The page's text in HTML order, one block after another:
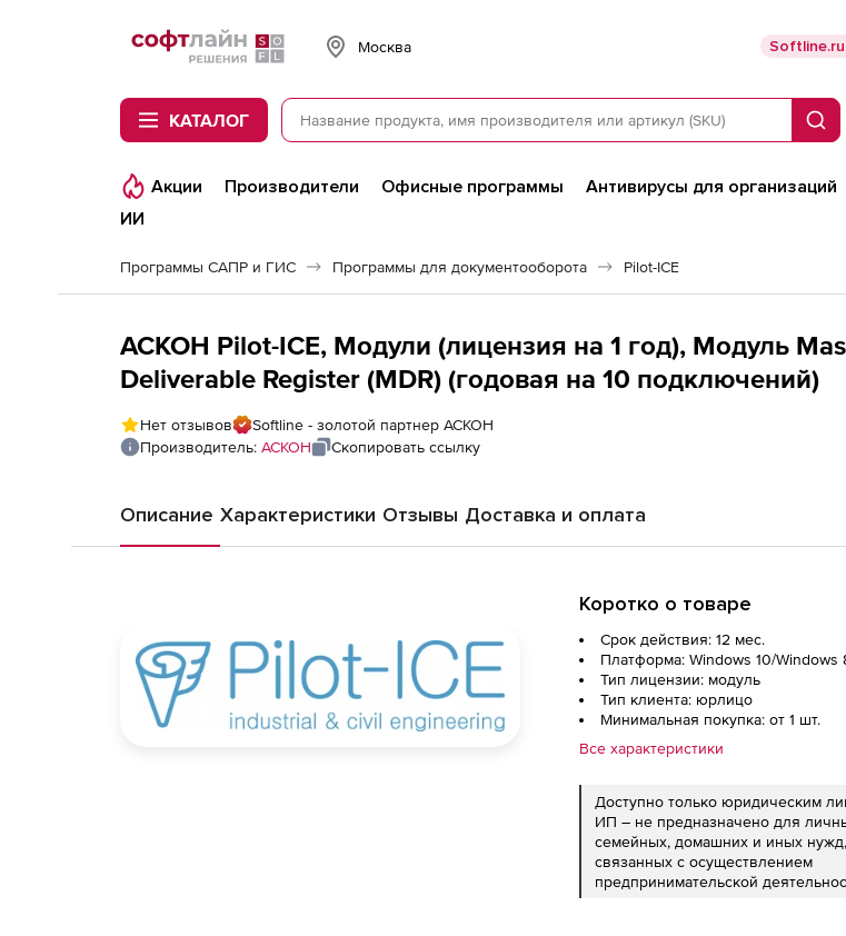
Softline
Москва Softline.ru
КАТАЛОГ
Акции Производители Офисные программы Антивирусы для организаций
ИИ
Программы САПР и ГИС Программы для документооборота Pilot-ICE
АСКОН Pilot-ICE, Модули (лицензия на 1 год), Модуль
Deliverable Register (MDR) (годовая на 10 подключений)
Нет отзывов
Softline - золотой партнер АСКОН
Производитель: АСКОН Скопировать ссылку
Описание Характеристики Отзывы Доставка и оплата
Коротко о товаре
Срок действия: 12 мес.
Платформа: Windows 10/Windows
Тип лицензии: модуль
Тип клиента: юрлицо
Минимальная покупка: от 1 шт.
Все характеристики
Доступно только юридическим
ИП – не предназначено для
семейных, домашних и иных
связанных с осуществлением
предпринимательской